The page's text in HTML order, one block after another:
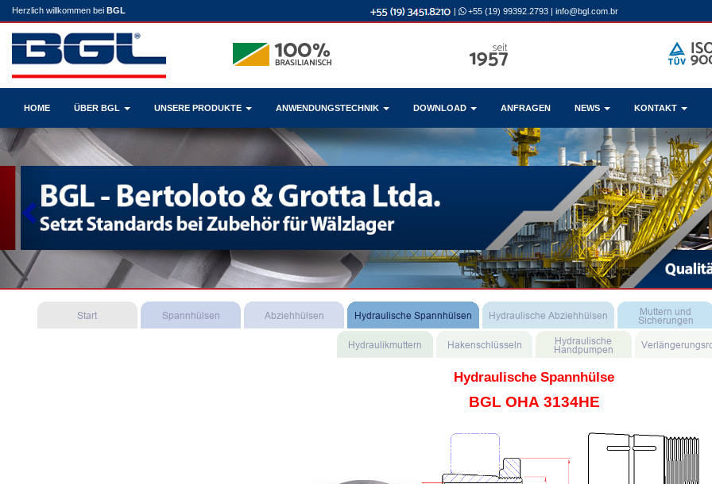
Herzlich willkommen bei BGL | +55 (19) 99392.2793 | info@bgl.com.br
HOME ÜBER BGL UNSERE PRODUKTE ANWENDUNGSTECHNIK DOWNLOAD ANFRAGEN NEWS KONTAKT
Previous
Hydraulische Spannhülse
BGL OHA 3134HE